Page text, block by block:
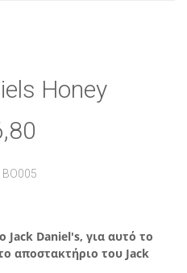
Honey
BO005
Daniel's, για αυτό το
αποστακτήριο του Jack